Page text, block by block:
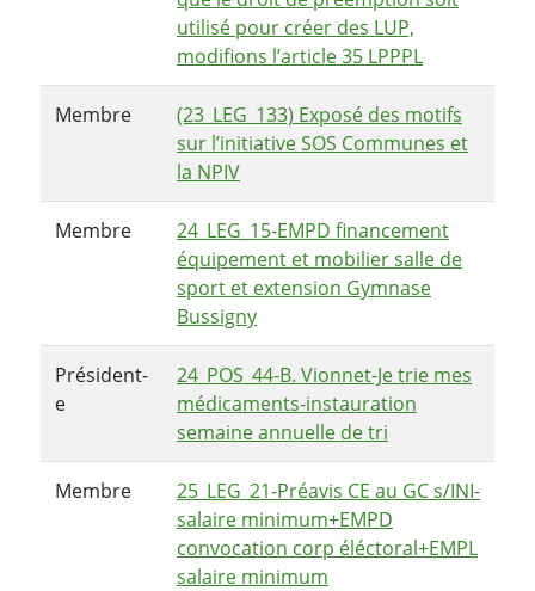
utilisé pour créer des LUP,
modifions l’article 35 LPPPL
Membre
(23_LEG_133) Exposé des motifs
sur l’initiative SOS Communes et
la NPIV
Membre
24_LEG_15-EMPD financement
équipement et mobilier salle de
sport et extension Gymnase
Bussigny
Président-
e
24_POS_44-B. Vionnet-Je trie mes
médicaments-instauration
semaine annuelle de tri
Membre
25_LEG_21-Préavis CE au GC s/INI-
salaire minimum+EMPD
convocation corp éléctoral+EMPL
salaire minimum